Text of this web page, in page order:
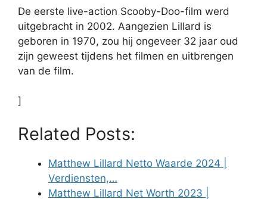
De eerste live-action Scooby-Doo-film werd
uitgebracht in 2002. Aangezien Lillard is
geboren in 1970, zou hij ongeveer 32 jaar oud
zijn geweest tijdens het filmen en uitbrengen
van de film.
]
Related Posts:
Matthew Lillard Netto Waarde 2024 |
Verdiensten,…
Matthew Lillard Net Worth 2023 |